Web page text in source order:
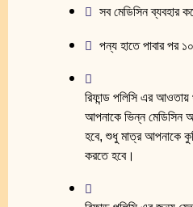
সব মেডিসিন ব্যবহার
পন্য হাতে পাবার পর
রিফান্ড পলিসি এর
আপনাকে ভিন্ন মেডিসিন
হবে, শুধু মাত্র আপনাকে
করতে হবে।